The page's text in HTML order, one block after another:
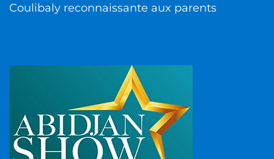
Coulibaly reconnaissante aux parents